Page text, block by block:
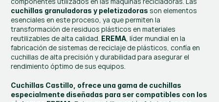
cuchillas granuladoras y peletizadoras son elementos
esenciales en este proceso, ya que permiten la
transformación de residuos plásticos en materiales
reutilizables de alta calidad. EREMA, líder mundial en la
fabricación de sistemas de reciclaje de plásticos, confía en
cuchillas de alta precisión y durabilidad para asegurar el
rendimiento óptimo de sus equipos.
Cuchillas Castillo, ofrece una gama de cuchillas
especialmente diseñadas para ser compatibles con los